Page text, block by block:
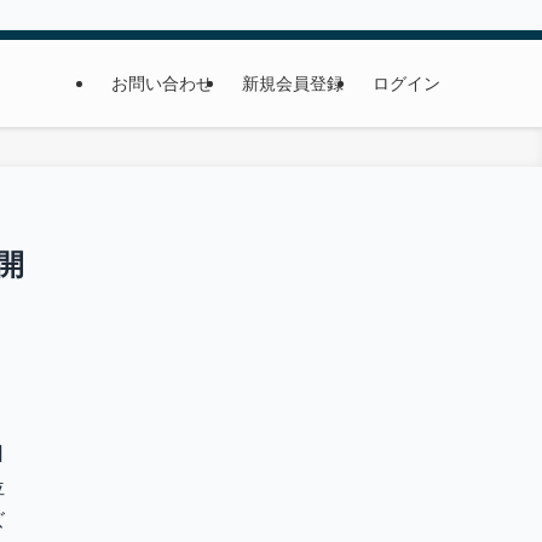
お問い合わせ 新規会員登録 ログイン